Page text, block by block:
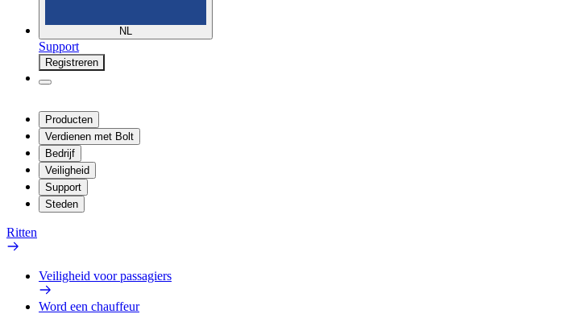
NL
Support
Registreren
Producten
Verdienen met Bolt
Bedrijf
Veiligheid
Support
Steden
Ritten
Veiligheid voor passagiers
Word een chauffeur